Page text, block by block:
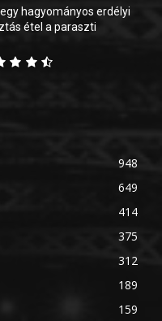
hagyományos erdélyi
étel a paraszti
948
649
414
375
312
189
159